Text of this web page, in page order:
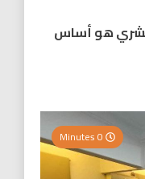
هو أساس